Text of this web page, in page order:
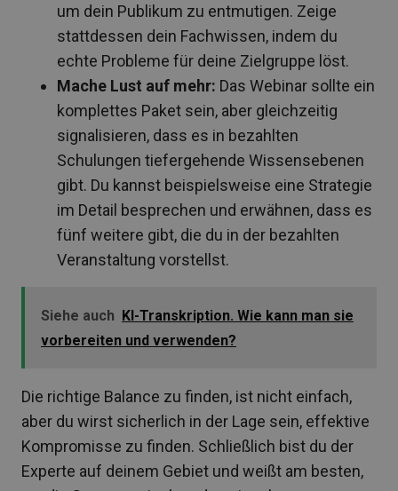
um dein Publikum zu entmutigen. Zeige
stattdessen dein Fachwissen, indem du
echte Probleme für deine Zielgruppe löst.
Mache Lust auf mehr: Das Webinar sollte ein
komplettes Paket sein, aber gleichzeitig
signalisieren, dass es in bezahlten
Schulungen tiefergehende Wissensebenen
gibt. Du kannst beispielsweise eine Strategie
im Detail besprechen und erwähnen, dass es
fünf weitere gibt, die du in der bezahlten
Veranstaltung vorstellst.
Siehe auch KI-Transkription. Wie kann man sie
vorbereiten und verwenden?
Die richtige Balance zu finden, ist nicht einfach,
aber du wirst sicherlich in der Lage sein, effektive
Kompromisse zu finden. Schließlich bist du der
Experte auf deinem Gebiet und weißt am besten,